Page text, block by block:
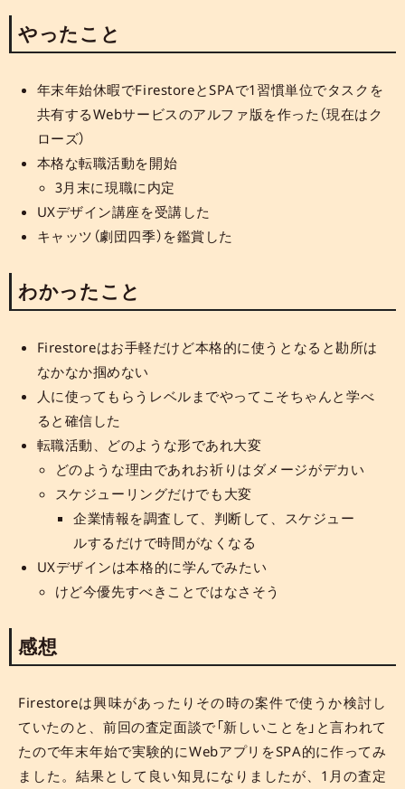
やったこと
年末年始休暇でFirestoreとSPAで1習慣単位でタスクを
共有するWebサービスのアルファ版を作った（現在はク
ローズ）
本格な転職活動を開始
3月末に現職に内定
UXデザイン講座を受講した
キャッツ（劇団四季）を鑑賞した
わかったこと
Firestoreはお手軽だけど本格的に使うとなると勘所は
なかなか掴めない
人に使ってもらうレベルまでやってこそちゃんと学べ
ると確信した
転職活動、どのような形であれ大変
どのような理由であれお祈りはダメージがデカい
スケジューリングだけでも大変
企業情報を調査して、判断して、スケジュー
ルするだけで時間がなくなる
UXデザインは本格的に学んでみたい
けど今優先すべきことではなさそう
感想
Firestoreは興味があったりその時の案件で使うか検討し
ていたのと、前回の査定面談で「新しいことを」と言われて
たので年末年始で実験的にWebアプリをSPA的に作ってみ
ました。結果として良い知見になりましたが、1月の査定